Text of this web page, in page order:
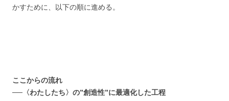
かすために、以下の順に進める。
ここからの流れ
──〈わたしたち〉の”創造性”に最適化した工程